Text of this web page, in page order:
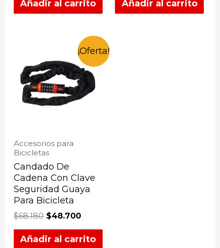
Añadir al carrito Añadir al carrito
¡Oferta!
Accesorios para
Bicicletas
Candado De
Cadena Con Clave
Seguridad Guaya
Para Bicicleta
$68.180 $48.700
Añadir al carrito